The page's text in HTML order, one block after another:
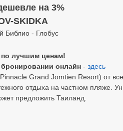
на 3%
SKIDKA
Библио - Глобус
лучшим ценам!
онлайн - здесь
Grand Jomtien Resort) от
отдыха на частном пляже.
предложить Таиланд.